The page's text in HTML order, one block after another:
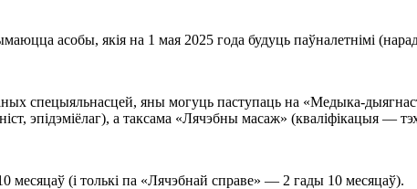
асобы, якія на 1 мая 2025 года будуць паўналетнімі
спецыяльнасцей, яны могуць паступаць на «Медыка-
эпідэміёлаг), а таксама «Лячэбны масаж» (кваліфікацыя —
месяцаў (і толькі па «Лячэбнай справе» — 2 гады 10 месяцаў).